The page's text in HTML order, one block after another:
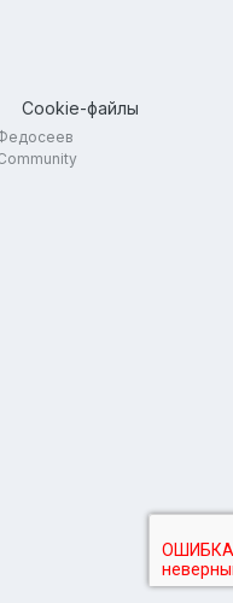
Cookie-файлы